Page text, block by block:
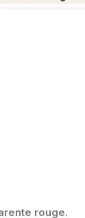
rouge.